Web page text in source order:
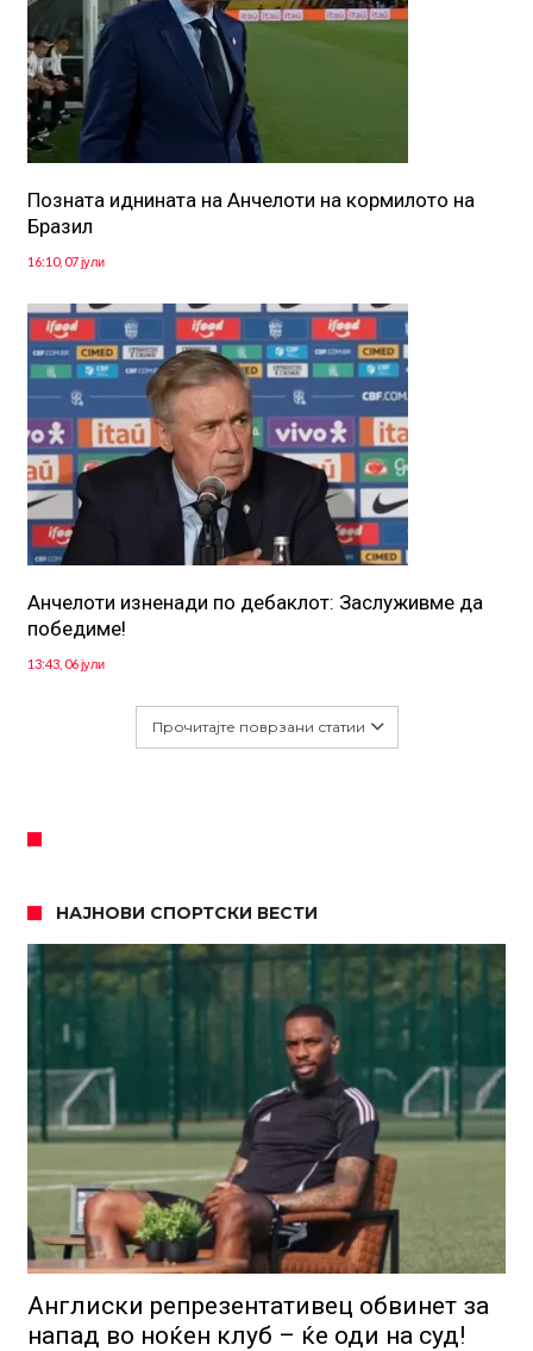
Позната иднината на Анчелоти на кормилото на
Бразил
16:10, 07 јули
Анчелоти изненади по дебаклот: Заслуживме да
победиме!
13:43, 06 јули
Прочитајте поврзани статии
НАЈНОВИ СПОРТСКИ ВЕСТИ
Англиски репрезентативец обвинет за
напад во ноќен клуб – ќе оди на суд!